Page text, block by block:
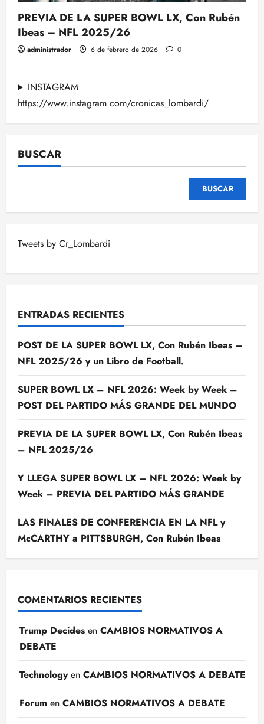
PREVIA DE LA SUPER BOWL LX, Con Rubén
Ibeas – NFL 2025/26
administrador 6 de febrero de 2026 0
INSTAGRAM
https://www.instagram.com/cronicas_lombardi/
BUSCAR
BUSCAR
Tweets by Cr_Lombardi
ENTRADAS RECIENTES
POST DE LA SUPER BOWL LX, Con Rubén Ibeas –
NFL 2025/26 y un Libro de Football.
SUPER BOWL LX – NFL 2026: Week by Week –
POST DEL PARTIDO MÁS GRANDE DEL MUNDO
PREVIA DE LA SUPER BOWL LX, Con Rubén Ibeas
– NFL 2025/26
Y LLEGA SUPER BOWL LX – NFL 2026: Week by
Week – PREVIA DEL PARTIDO MÁS GRANDE
LAS FINALES DE CONFERENCIA EN LA NFL y
McCARTHY a PITTSBURGH, Con Rubén Ibeas
COMENTARIOS RECIENTES
Trump Decides en CAMBIOS NORMATIVOS A
DEBATE
Technologyen CAMBIOS NORMATIVOS A DEBATE
Forum en CAMBIOS NORMATIVOS A DEBATE